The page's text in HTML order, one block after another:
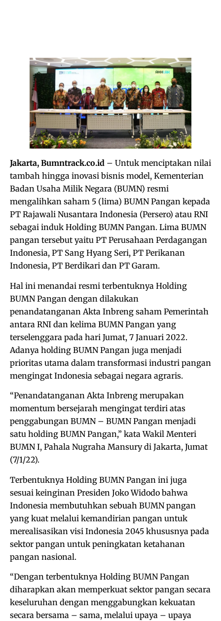
Jakarta, Bumntrack.co.id – Untuk menciptakan nilai
tambah hingga inovasi bisnis model, Kementerian
Badan Usaha Milik Negara (BUMN) resmi
mengalihkan saham 5 (lima) BUMN Pangan kepada
PT Rajawali Nusantara Indonesia (Persero) atau RNI
sebagai induk Holding BUMN Pangan. Lima BUMN
pangan tersebut yaitu PT Perusahaan Perdagangan
Indonesia, PT Sang Hyang Seri, PT Perikanan
Indonesia, PT Berdikari dan PT Garam.
Hal ini menandai resmi terbentuknya Holding
BUMN Pangan dengan dilakukan
penandatanganan Akta Inbreng saham Pemerintah
antara RNI dan kelima BUMN Pangan yang
terselenggara pada hari Jumat, 7 Januari 2022.
Adanya holding BUMN Pangan juga menjadi
prioritas utama dalam transformasi industri pangan
mengingat Indonesia sebagai negara agraris.
“Penandatanganan Akta Inbreng merupakan
momentum bersejarah mengingat terdiri atas
penggabungan BUMN – BUMN Pangan menjadi
satu holding BUMN Pangan,” kata Wakil Menteri
BUMN I, Pahala Nugraha Mansury di Jakarta, Jumat
(7/1/22).
Terbentuknya Holding BUMN Pangan ini juga
sesuai keinginan Presiden Joko Widodo bahwa
Indonesia membutuhkan sebuah BUMN pangan
yang kuat melalui kemandirian pangan untuk
merealisasikan visi Indonesia 2045 khususnya pada
sektor pangan untuk peningkatan ketahanan
pangan nasional.
“Dengan terbentuknya Holding BUMN Pangan
diharapkan akan memperkuat sektor pangan secara
keseluruhan dengan menggabungkan kekuatan
secara bersama – sama, melalui upaya – upaya